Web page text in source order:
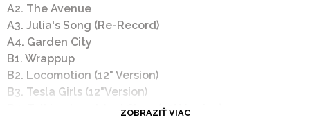
A2. The Avenue
A3. Julia's Song (Re-Record)
A4. Garden City
B1. Wrappup
B2. Locomotion (12" Version)
B3. Tesla Girls (12"Version)
B4. Talking Loud And Clear (12" Version)
ZOBRAZIŤ VIAC